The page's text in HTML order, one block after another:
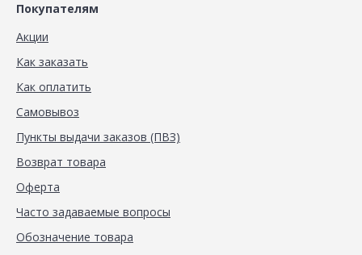
Покупателям
Акции
Как заказать
Как оплатить
Самовывоз
Пункты выдачи заказов (ПВЗ)
Возврат товара
Оферта
Часто задаваемые вопросы
Обозначение товара